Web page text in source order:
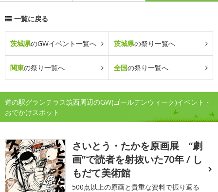
一覧に戻る
茨城県のGWイベント一覧へ 茨城県の祭り一覧へ
関東の祭り一覧へ 全国の祭り一覧へ
道の駅グランテラス筑西周辺のGW(ゴールデンウィーク)イベント・
おでかけスポット
さいとう・たかを原画展 “劇
画”で読者を射抜いた70年 / し
もだて美術館
500点以上の原画と貴重な資料で振り返る